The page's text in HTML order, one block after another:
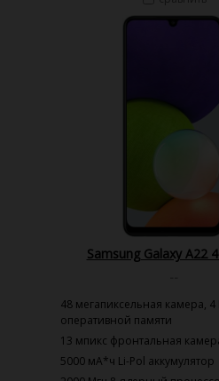
Samsung Galaxy A22
48 мегапиксельная камера, 4
оперативной памяти
13 мпикс фронтальная
5000 мА*ч Li-Pol аккумулятор